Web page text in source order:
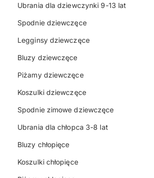
Ubrania dla dziewczynki 9-13 lat
Spodnie dziewczęce
Legginsy dziewczęce
Bluzy dziewczęce
Piżamy dziewczęce
Koszulki dziewczęce
Spodnie zimowe dziewczęce
Ubrania dla chłopca 3-8 lat
Bluzy chłopięce
Koszulki chłopięce